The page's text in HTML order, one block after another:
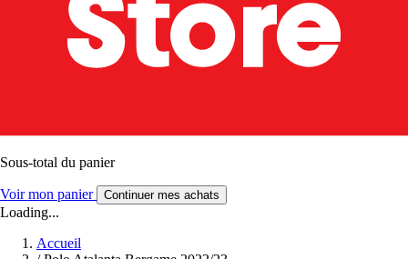
Sous-total du panier
Voir mon panier Continuer mes achats
Loading...
Accueil